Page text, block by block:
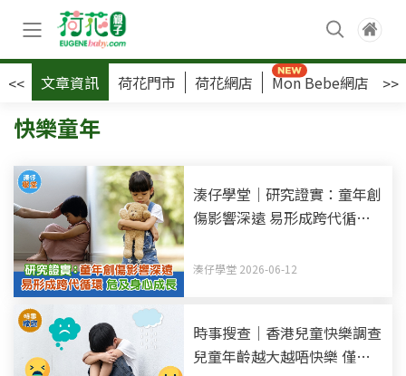
<< 文章資訊 荷花門市 荷花網店 Mon Bebe網店 >>
快樂童年
湊仔學堂｜研究證實：童年創
傷影響深遠 易形成跨代循環
湊仔學堂 2026-06-12
時事搜查｜香港兒童快樂調查
兒童年齡越大越唔快樂 僅約3